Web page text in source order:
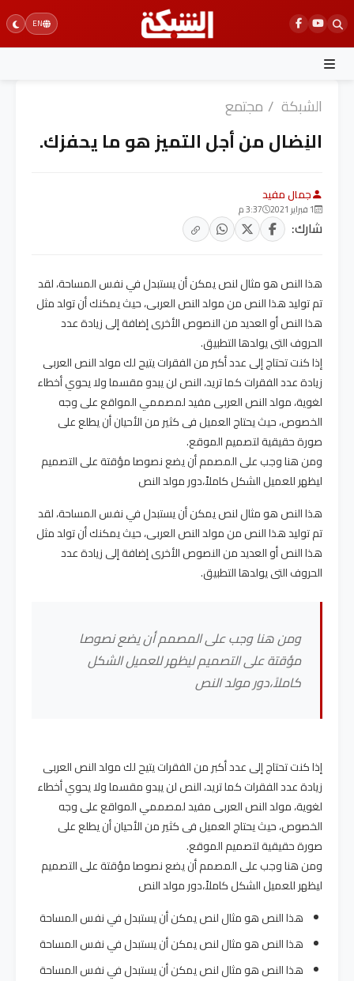
Skip
to
content
EN
الشبكة / مجتمع
النِضال من أجل التميز هو ما يحفزك.
جمال مفيد
1 فبراير 2021 3:37 م
شارك:
هذا النص هو مثال لنص يمكن أن يستبدل في نفس المساحة، لقد
تم توليد هذا النص من مولد النص العربى، حيث يمكنك أن تولد مثل
هذا النص أو العديد من النصوص الأخرى إضافة إلى زيادة عدد
الحروف التى يولدها التطبيق.
إذا كنت تحتاج إلى عدد أكبر من الفقرات يتيح لك مولد النص العربى
زيادة عدد الفقرات كما تريد، النص لن يبدو مقسما ولا يحوي أخطاء
لغوية، مولد النص العربى مفيد لمصممي المواقع على وجه
الخصوص، حيث يحتاج العميل فى كثير من الأحيان أن يطلع على
صورة حقيقية لتصميم الموقع.
ومن هنا وجب على المصمم أن يضع نصوصا مؤقتة على التصميم
ليظهر للعميل الشكل كاملاً،دور مولد النص
هذا النص هو مثال لنص يمكن أن يستبدل في نفس المساحة، لقد
تم توليد هذا النص من مولد النص العربى، حيث يمكنك أن تولد مثل
هذا النص أو العديد من النصوص الأخرى إضافة إلى زيادة عدد
الحروف التى يولدها التطبيق.
ومن هنا وجب على المصمم أن يضع نصوصا
مؤقتة على التصميم ليظهر للعميل الشكل
كاملاً،دور مولد النص
إذا كنت تحتاج إلى عدد أكبر من الفقرات يتيح لك مولد النص العربى
زيادة عدد الفقرات كما تريد، النص لن يبدو مقسما ولا يحوي أخطاء
لغوية، مولد النص العربى مفيد لمصممي المواقع على وجه
الخصوص، حيث يحتاج العميل فى كثير من الأحيان أن يطلع على
صورة حقيقية لتصميم الموقع.
ومن هنا وجب على المصمم أن يضع نصوصا مؤقتة على التصميم
ليظهر للعميل الشكل كاملاً،دور مولد النص
هذا النص هو مثال لنص يمكن أن يستبدل في نفس المساحة
هذا النص هو مثال لنص يمكن أن يستبدل في نفس المساحة
هذا النص هو مثال لنص يمكن أن يستبدل في نفس المساحة